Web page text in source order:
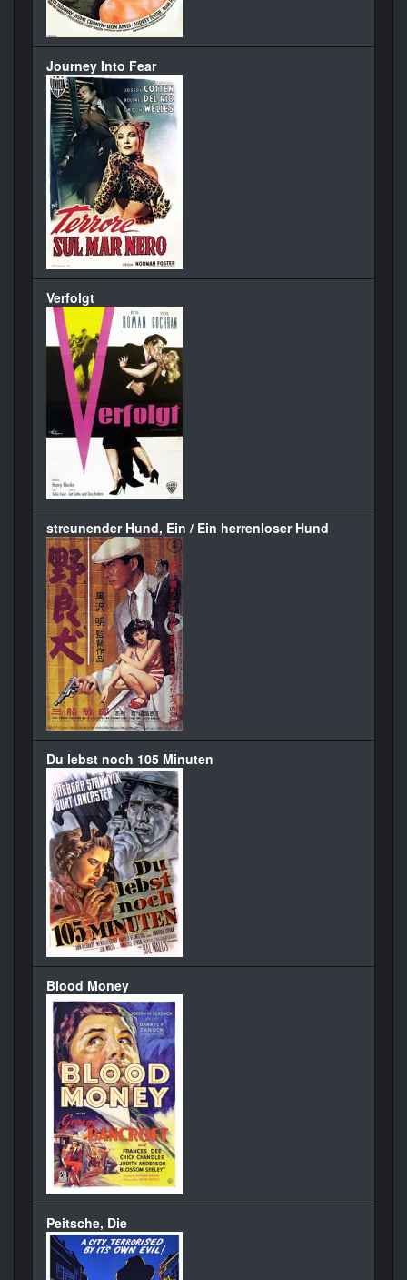
Journey Into Fear
Verfolgt
streunender Hund, Ein / Ein herrenloser Hund
Du lebst noch 105 Minuten
Blood Money
Peitsche, Die